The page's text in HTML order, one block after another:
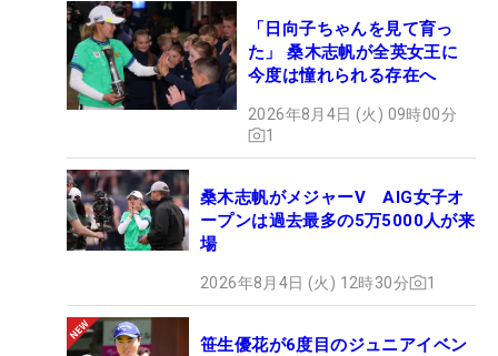
「日向子ちゃんを見て育っ
た」 桑木志帆が全英女王に
今度は憧れられる存在へ
2026年8月4日 (火) 09時00分
1
桑木志帆がメジャーV AIG女子オ
ープンは過去最多の5万5000人が来
場
2026年8月4日 (火) 12時30分 1
笹生優花が6度目のジュニアイベン